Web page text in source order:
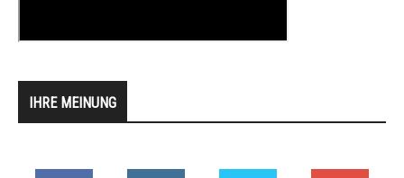
IHRE MEINUNG